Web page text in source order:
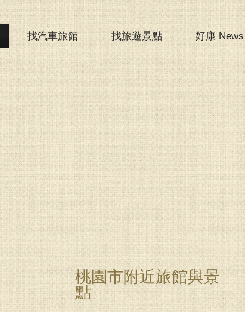
找汽車旅館 找旅遊景點 好康 News
桃園市附近旅館與景
點